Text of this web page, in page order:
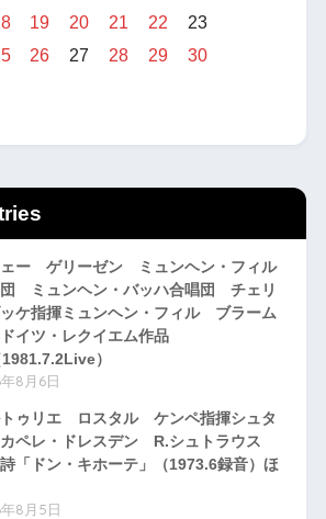
19 20 21 22
23
26 27 28 29
30
ェー ゲリーゼン ミュンヘン・フィル
ミュンヘン・バッハ合唱団 チェリ
ケ指揮ミュンヘン・フィル ブラーム
イツ・レクイエム作品
）
8月6日
トゥリエ ロスタル ケンペ指揮シュタ
ペレ・ドレスデン R.シュトラウス
「ドン・キホーテ」（1973.6録音）ほ
8月5日